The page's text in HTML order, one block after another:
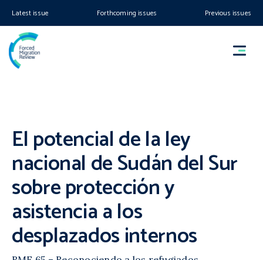
Latest issue Forthcoming issues Previous issues
El potencial de la ley
nacional de Sudán del Sur
sobre protección y
asistencia a los
desplazados internos